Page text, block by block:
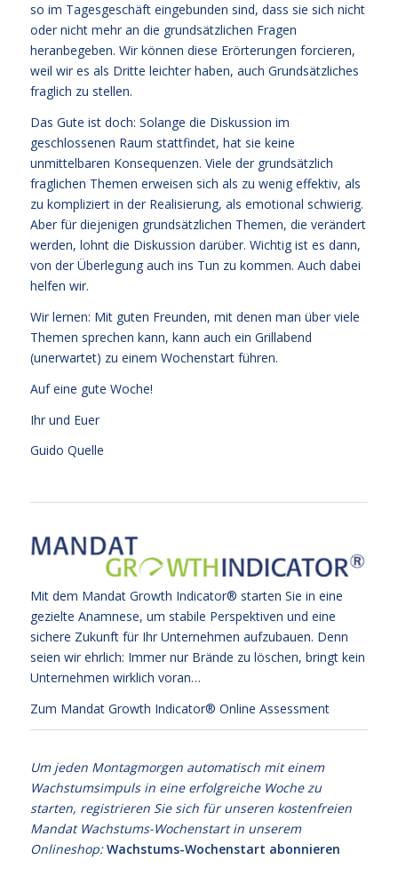
so im Tagesgeschäft eingebunden sind, dass sie sich nicht
oder nicht mehr an die grundsätzlichen Fragen
heranbegeben. Wir können diese Erörterungen forcieren,
weil wir es als Dritte leichter haben, auch Grundsätzliches
fraglich zu stellen.
Das Gute ist doch: Solange die Diskussion im
geschlossenen Raum stattfindet, hat sie keine
unmittelbaren Konsequenzen. Viele der grundsätzlich
fraglichen Themen erweisen sich als zu wenig effektiv, als
zu kompliziert in der Realisierung, als emotional schwierig.
Aber für diejenigen grundsätzlichen Themen, die verändert
werden, lohnt die Diskussion darüber. Wichtig ist es dann,
von der Überlegung auch ins Tun zu kommen. Auch dabei
helfen wir.
Wir lernen: Mit guten Freunden, mit denen man über viele
Themen sprechen kann, kann auch ein Grillabend
(unerwartet) zu einem Wochenstart führen.
Auf eine gute Woche!
Ihr und Euer
Guido Quelle
Mit dem Mandat Growth Indicator® starten Sie in eine
gezielte Anamnese, um stabile Perspektiven und eine
sichere Zukunft für Ihr Unternehmen aufzubauen. Denn
seien wir ehrlich: Immer nur Brände zu löschen, bringt kein
Unternehmen wirklich voran…
Zum Mandat Growth Indicator® Online Assessment
Um jeden Montagmorgen automatisch mit einem
Wachstumsimpuls in eine erfolgreiche Woche zu
starten, registrieren Sie sich für unseren kostenfreien
Mandat Wachstums-Wochenstart in unserem
Onlineshop:Wachstums-Wochenstart abonnieren